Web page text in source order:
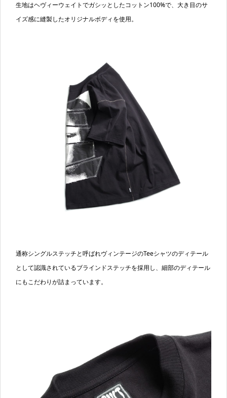
生地はヘヴィーウェイトでガシッとしたコットン100%で、大き目のサ
イズ感に縫製したオリジナルボディを使用。
通称シングルステッチと呼ばれヴィンテージのTeeシャツのディテール
として認識されているブラインドステッチを採用し、細部のディテール
にもこだわりが詰まっています。